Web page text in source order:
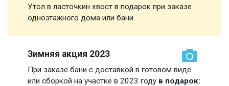
Утол в ласточкин хвост в подарок при заказе
одноэтажного дома или бани
Зимняя акция 2023
При заказе бани с доставкой в готовом виде
или сборкой на участке в 2023 году в подарок: